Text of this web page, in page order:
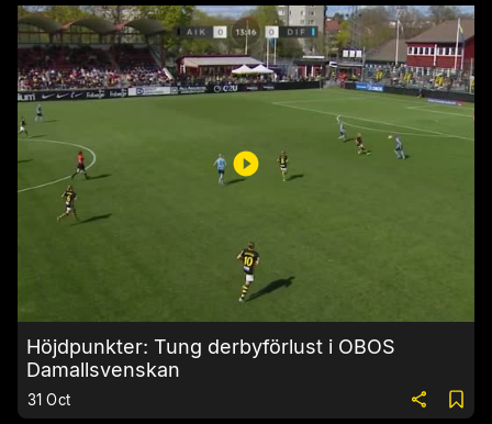
Höjdpunkter: Tung derbyförlust i OBOS
Damallsvenskan
31 Oct